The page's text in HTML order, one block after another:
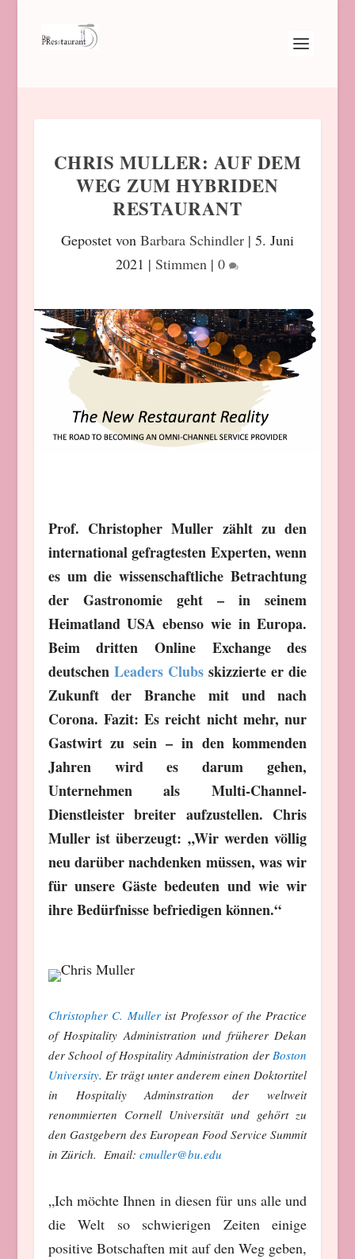
CHRIS MULLER: AUF DEM
WEG ZUM HYBRIDEN
RESTAURANT
Gepostet von Barbara Schindler| 5. Juni
2021 |Stimmen |0
Prof. Christopher Muller zählt zu den
international gefragtesten Experten, wenn
es um die wissenschaftliche Betrachtung
der Gastronomie geht – in seinem
Heimatland USA ebenso wie in Europa.
Beim dritten Online Exchange des
deutschen Leaders Clubsskizzierte er die
Zukunft der Branche mit und nach
Corona. Fazit: Es reicht nicht mehr, nur
Gastwirt zu sein – in den kommenden
Jahren wird es darum gehen,
Unternehmen als Multi-Channel-
Dienstleister breiter aufzustellen. Chris
Muller ist überzeugt: „Wir werden völlig
neu darüber nachdenken müssen, was wir
für unsere Gäste bedeuten und wie wir
ihre Bedürfnisse befriedigen können.“
Christopher C. Mullerist Professor of the Practice
of Hospitality Administration und früherer Dekan
der School of Hospitality Administration derBoston
University. Er trägt unter anderem einen Doktortitel
in Hospitaliy Adminstration der weltweit
renommierten Cornell Universität und gehört zu
den Gastgebern des European Food Service Summit
in Zürich. Email: cmuller@bu.edu
„Ich möchte Ihnen in diesen für uns alle und
die Welt so schwierigen Zeiten einige
positive Botschaften mit auf den Weg geben,